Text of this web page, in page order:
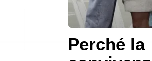
Perché la